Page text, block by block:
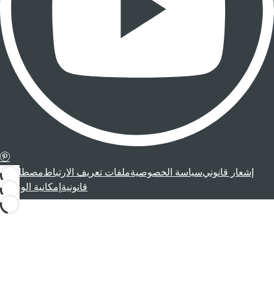
إشعار قانونيسياسة الخصوصيةملفات تعريف الارتباطمصطلحات
قانونية إمكانية الوصول